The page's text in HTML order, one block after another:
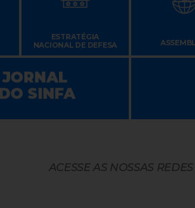
ESTRATÉGIA
NACIONAL DE DEFESA
ACESSE AS NOSSAS